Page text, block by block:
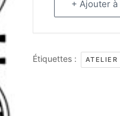
+ Ajouter à
Étiquettes : ATELIER